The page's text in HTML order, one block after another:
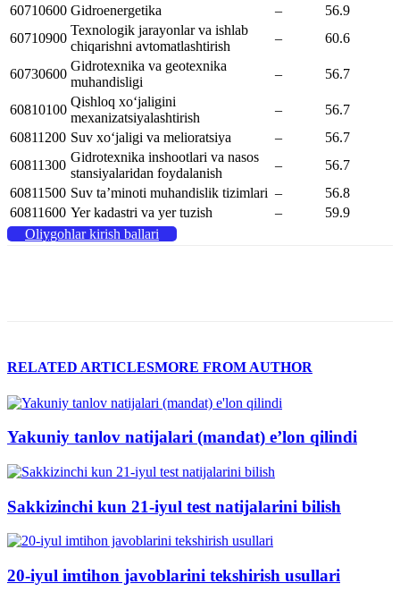
60710600 Gidroenergetika –
56.9
60710900
Texnologik jarayonlar va ishlab
chiqarishni avtomatlashtirish
– 60.6
60730600
Gidrotexnika va geotexnika
muhandisligi
– 56.7
60810100
Qishloq xoʻjaligini
mexanizatsiyalashtirish
–
56.7
60811200 Suv xoʻjaligi va melioratsiya –
56.7
60811300
Gidrotexnika inshootlari va nasos
stansiyalaridan foydalanish
–
56.7
60811500 Suv taʼminoti muhandislik tizimlari –
56.8
60811600 Yer kadastri va yer tuzish –
59.9
Oliygohlar kirish ballari
RELATED ARTICLESMORE FROM AUTHOR
Yakuniy tanlov natijalari (mandat) e’lon qilindi
Sakkizinchi kun 21-iyul test natijalarini bilish
20-iyul imtihon javoblarini tekshirish usullari